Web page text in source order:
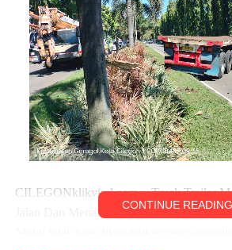
CILEGONklikviral.com ,- Truck Trailer
Jalan Dan Menabrak Pohon Hingga Ke
CONTINUE READING